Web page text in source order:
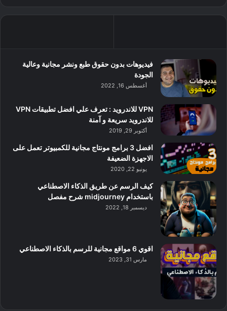
فيديوهات بدون حقوق طبع ونشر مجانية وعالية
الجودة
أغسطس 16, 2022
VPN للاندرويد : تعرف علي افضل تطبيقات VPN
للاندرويد سريعة و آمنة
أكتوبر 29, 2019
افضل 3 برامج مونتاج مجانية للكمبيوتر تعمل على
الاجهزة الضعيفة
يونيو 22, 2020
كيف الرسم عن طريق الذكاء الاصطناعي
باستخدام midjourney شرح مفصل
ديسمبر 18, 2022
اقوي 6 مواقع مجانية للرسم بالذكاء الاصطناعي
مارس 31, 2023